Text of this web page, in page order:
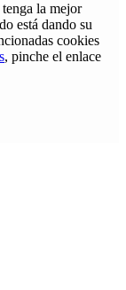
la mejor
está dando su
cookies
, pinche el enlace